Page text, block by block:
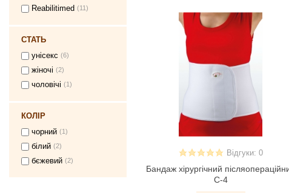
Reabilitimed (11)
СТАТЬ
унісекс (6)
жіночі (2)
чоловічі (1)
КОЛІР
чорний (1)
білий (2)
бєжевий (2)
Відгуки: 0
Бандаж хірургічний
С-4